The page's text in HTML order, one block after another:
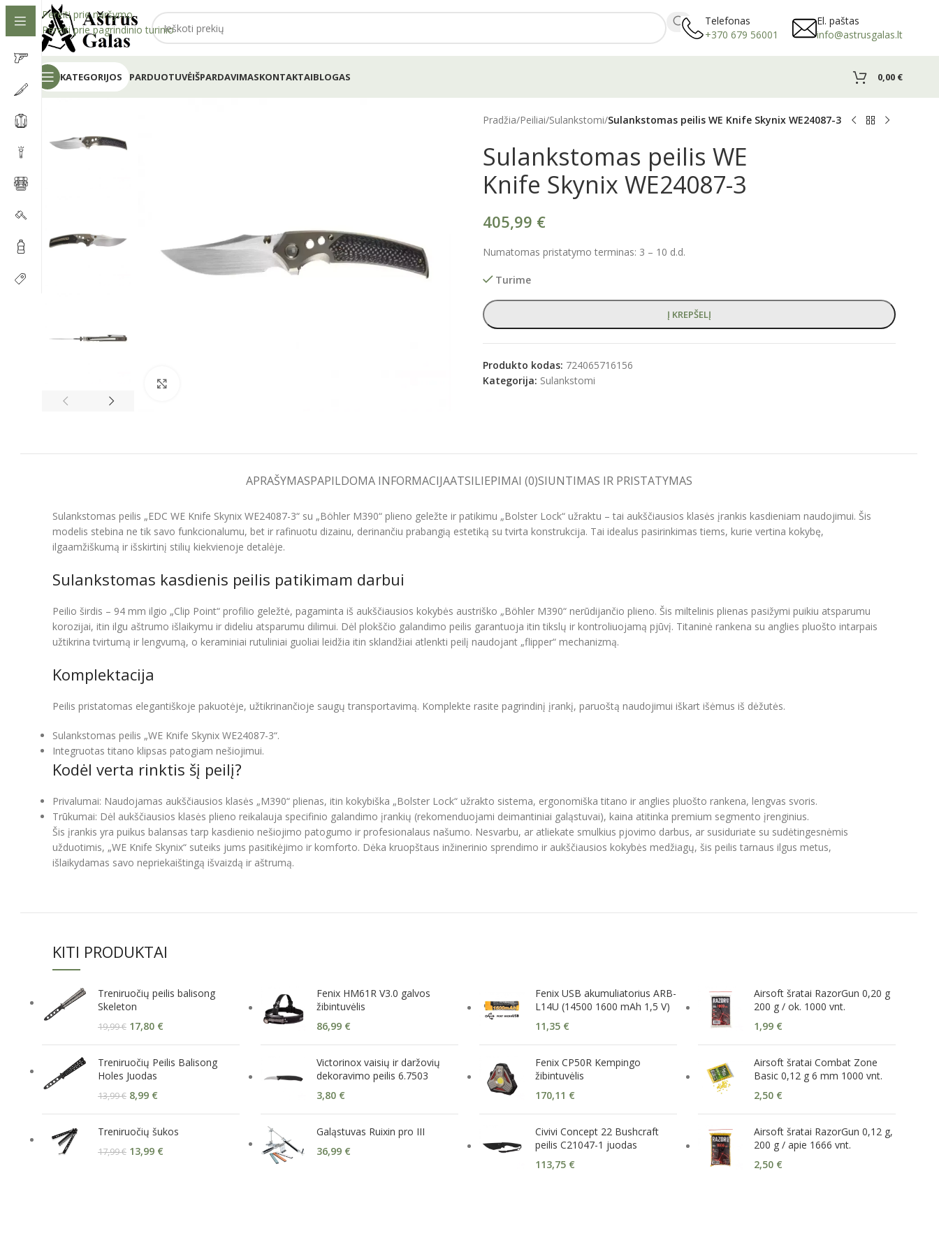
Pereiti prie naršymo
Pereiti prie pagrindinio turinio
Telefonas
+370 679 56001
El. paštas
info@astrusgalas.lt
KATEGORIJOS PARDUOTUVĖIŠPARDAVIMASKONTAKTAIBLOGAS 0,00 €
Pradžia/Peiliai/Sulankstomi/Sulankstomas peilis WE Knife Skynix WE24087-3
Sulankstomas peilis WE
Knife Skynix WE24087-3
405,99 €
Numatomas pristatymo terminas: 3 – 10 d.d.
Turime
Į KREPŠELĮ
Produkto kodas: 724065716156
Kategorija: Sulankstomi
APRAŠYMASPAPILDOMA INFORMACIJAATSILIEPIMAI (0)SIUNTIMAS IR PRISTATYMAS
Sulankstomas peilis „EDC WE Knife Skynix WE24087-3“ su „Böhler M390“ plieno geležte ir patikimu „Bolster Lock“ užraktu – tai aukščiausios klasės įrankis kasdieniam naudojimui. Šis
modelis stebina ne tik savo funkcionalumu, bet ir rafinuotu dizainu, derinančiu prabangią estetiką su tvirta konstrukcija. Tai idealus pasirinkimas tiems, kurie vertina kokybę,
ilgaamžiškumą ir išskirtinį stilių kiekvienoje detalėje.
Sulankstomas kasdienis peilis patikimam darbui
Peilio širdis – 94 mm ilgio „Clip Point“ profilio geležtė, pagaminta iš aukščiausios kokybės austriško „Böhler M390“ nerūdijančio plieno. Šis miltelinis plienas pasižymi puikiu atsparumu
korozijai, itin ilgu aštrumo išlaikymu ir dideliu atsparumu dilimui. Dėl plokščio galandimo peilis garantuoja itin tikslų ir kontroliuojamą pjūvį. Titaninė rankena su anglies pluošto intarpais
užtikrina tvirtumą ir lengvumą, o keraminiai rutuliniai guoliai leidžia itin sklandžiai atlenkti peilį naudojant „flipper“ mechanizmą.
Komplektacija
Peilis pristatomas elegantiškoje pakuotėje, užtikrinančioje saugų transportavimą. Komplekte rasite pagrindinį įrankį, paruoštą naudojimui iškart išėmus iš dėžutės.
Sulankstomas peilis „WE Knife Skynix WE24087-3“.
Integruotas titano klipsas patogiam nešiojimui.
Kodėl verta rinktis šį peilį?
Privalumai: Naudojamas aukščiausios klasės „M390“ plienas, itin kokybiška „Bolster Lock“ užrakto sistema, ergonomiška titano ir anglies pluošto rankena, lengvas svoris.
Trūkumai: Dėl aukščiausios klasės plieno reikalauja specifinio galandimo įrankių (rekomenduojami deimantiniai galąstuvai), kaina atitinka premium segmento įrenginius.
Šis įrankis yra puikus balansas tarp kasdienio nešiojimo patogumo ir profesionalaus našumo. Nesvarbu, ar atliekate smulkius pjovimo darbus, ar susiduriate su sudėtingesnėmis
užduotimis, „WE Knife Skynix“ suteiks jums pasitikėjimo ir komforto. Dėka kruopštaus inžinerinio sprendimo ir aukščiausios kokybės medžiagų, šis peilis tarnaus ilgus metus,
išlaikydamas savo nepriekaištingą išvaizdą ir aštrumą.
KITI PRODUKTAI
Treniruočių peilis balisong
Skeleton
19,99€ 17,80 €
Treniruočių Peilis Balisong
Holes Juodas
13,99€ 8,99 €
Treniruočių šukos
17,99€ 13,99 €
Fenix HM61R V3.0 galvos
žibintuvėlis
86,99 €
Victorinox vaisių ir daržovių
dekoravimo peilis 6.7503
3,80 €
Galąstuvas Ruixin pro III
36,99 €
Fenix USB akumuliatorius ARB-
L14U (14500 1600 mAh 1,5 V)
11,35 €
Fenix CP50R Kempingo
žibintuvėlis
170,11 €
Civivi Concept 22 Bushcraft
peilis C21047-1 juodas
113,75 €
Airsoft šratai RazorGun 0,20 g
200 g / ok. 1000 vnt.
1,99 €
Airsoft šratai Combat Zone
Basic 0,12 g 6 mm 1000 vnt.
2,50 €
Airsoft šratai RazorGun 0,12 g,
200 g / apie 1666 vnt.
2,50 €